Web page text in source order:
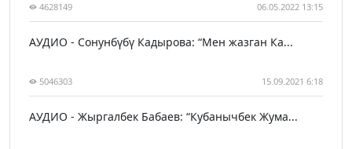
4628149 06.05.2022 13:15
АУДИО - Сонунбүбү Кадырова: “Мен жазган Ка...
5046303 15.09.2021 6:18
АУДИО - Жыргалбек Бабаев: “Кубанычбек Жума...